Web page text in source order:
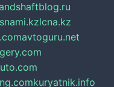
lcna.kz
avtoguru.net
kuryatnik.info